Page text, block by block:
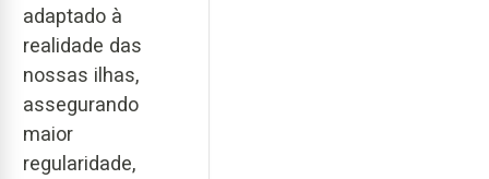
adaptado à
realidade das
nossas ilhas,
assegurando
maior
regularidade,